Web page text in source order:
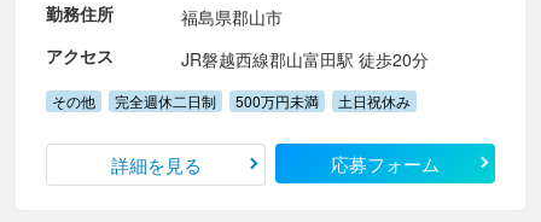
勤務住所
福島県郡山市
アクセス
JR磐越西線郡山富田駅 徒歩20分
その他 完全週休二日制 500万円未満 土日祝休み
詳細を見る 応募フォーム